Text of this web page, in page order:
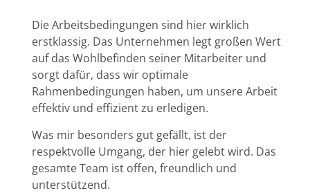
Die Arbeitsbedingungen sind hier wirklich
erstklassig. Das Unternehmen legt großen Wert
auf das Wohlbefinden seiner Mitarbeiter und
sorgt dafür, dass wir optimale
Rahmenbedingungen haben, um unsere Arbeit
effektiv und effizient zu erledigen.
Was mir besonders gut gefällt, ist der
respektvolle Umgang, der hier gelebt wird. Das
gesamte Team ist offen, freundlich und
unterstützend.